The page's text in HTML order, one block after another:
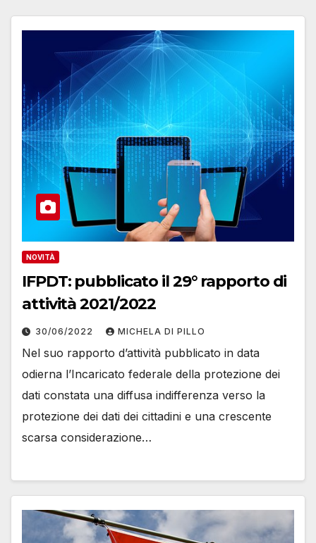
NOVITÀ
IFPDT: pubblicato il 29° rapporto di
attività 2021/2022
30/06/2022 MICHELA DI PILLO
Nel suo rapporto d’attività pubblicato in data
odierna l’Incaricato federale della protezione dei
dati constata una diffusa indifferenza verso la
protezione dei dati dei cittadini e una crescente
scarsa considerazione…